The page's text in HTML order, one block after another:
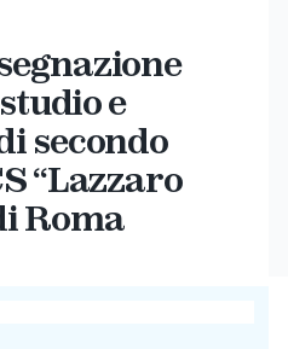
e
secondo
“Lazzaro
Roma